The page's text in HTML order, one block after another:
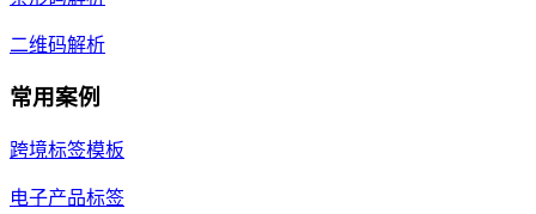
二维码解析
常用案例
跨境标签模板
电子产品标签